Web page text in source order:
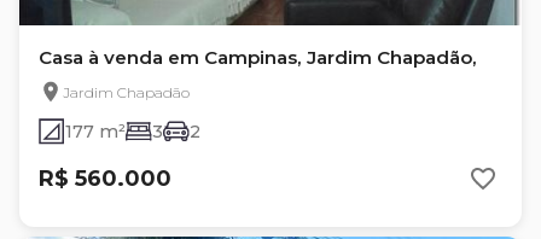
Casa à venda em Campinas, Jardim Chapadão,
Jardim Chapadão
177 m² 3 2
R$ 560.000